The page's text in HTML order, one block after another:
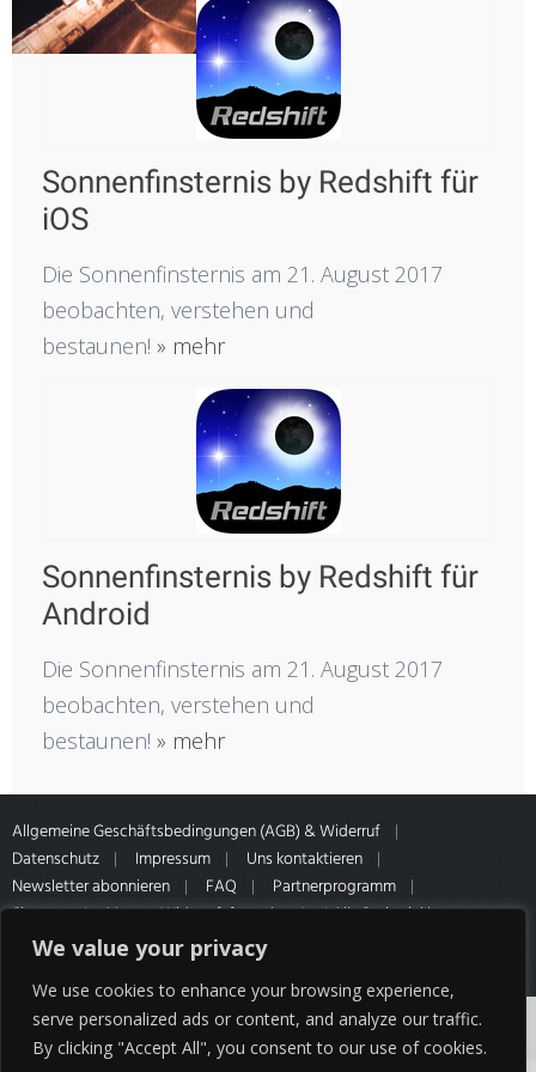
We value your privacy
We use cookies to enhance your browsing experience,
serve personalized ads or content, and analyze our traffic.
By clicking "Accept All", you consent to our use of cookies.
Sonnenfinsternis by Redshift für
iOS
Die Sonnenfinsternis am 21. August 2017
beobachten, verstehen und
bestaunen! » mehr
Sonnenfinsternis by Redshift für
Android
Die Sonnenfinsternis am 21. August 2017
beobachten, verstehen und
bestaunen! » mehr
Allgemeine Geschäftsbedingungen (AGB) & Widerruf
Datenschutz
Impressum
Uns kontaktieren
Newsletter abonnieren
FAQ
Partnerprogramm
Sitemap
Muster-Widerrufsformular
* Alle Preise inkl.
gesetzl. MwSt. Zahlung- & Versandinformationen unseres Partners
Cookies erleichtern die Bereitstellung unserer
Dienste. Mit der Nutzung unserer Dienste